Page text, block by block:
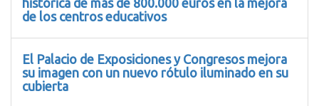
de los centros educativos
El Palacio de Exposiciones y Congresos mejora
su imagen con un nuevo rótulo iluminado en su
cubierta